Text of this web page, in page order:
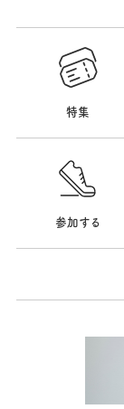
特集
参加する